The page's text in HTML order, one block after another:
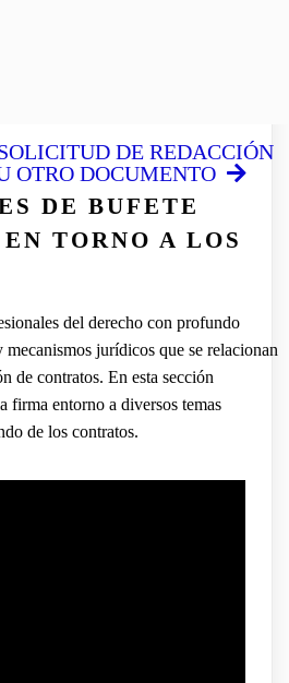
DE REDACCIÓN
OTRO DOCUMENTO
DE BUFETE
TORNO A LOS
del derecho con profundo
jurídicos que se relacionan
de contratos. En esta sección
firma entorno a diversos temas
de los contratos.